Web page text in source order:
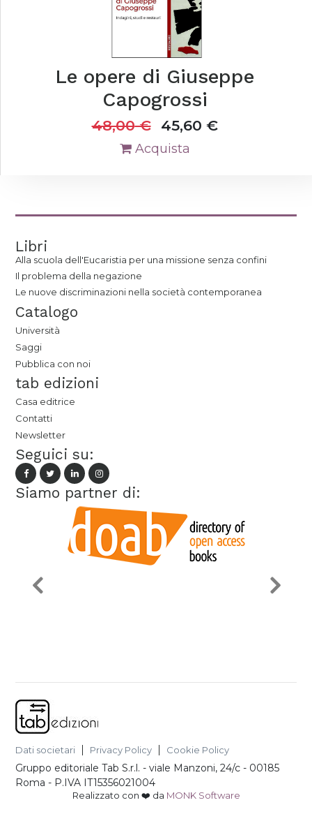
Le opere di Giuseppe
Capogrossi
48,00€ 45,60 €
Acquista
Libri
Alla scuola dell'Eucaristia per una missione senza confini
Il problema della negazione
Le nuove discriminazioni nella società contemporanea
Catalogo
Università
Saggi
Pubblica con noi
tab edizioni
Casa editrice
Contatti
Newsletter
Seguici su:
Siamo partner di:
Dati societari Privacy Policy Cookie Policy
Gruppo editoriale Tab S.r.l. -viale Manzoni, 24/c - 00185
Roma - P.IVA IT15356021004
Realizzato con ❤️ da MONK Software